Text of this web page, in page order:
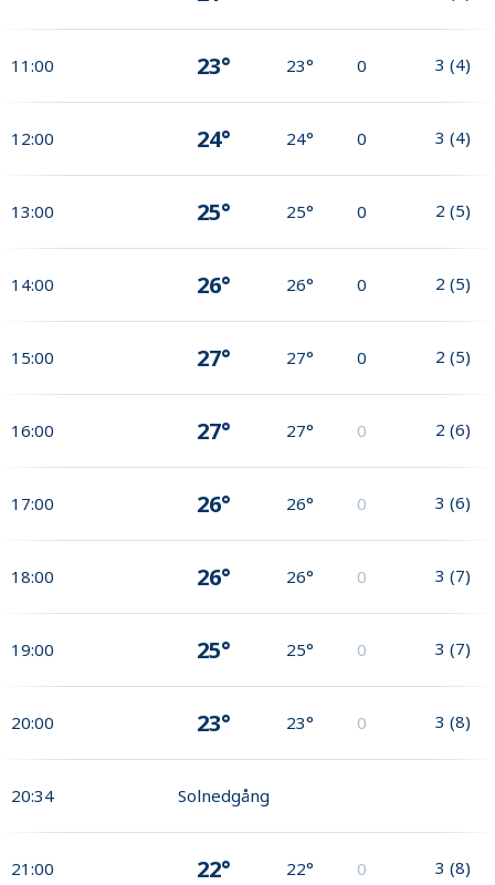
11:00 23° 23° 0 3 (4)
12:00 24° 24° 0 3 (4)
13:00 25° 25° 0 2 (5)
14:00 26° 26° 0 2 (5)
15:00 27° 27° 0 2 (5)
16:00 27° 27° 0 2 (6)
17:00 26° 26° 0 3 (6)
18:00 26° 26° 0 3 (7)
19:00 25° 25° 0 3 (7)
20:00 23° 23° 0 3 (8)
20:34 Solnedgång
21:00 22° 22° 0 3 (8)